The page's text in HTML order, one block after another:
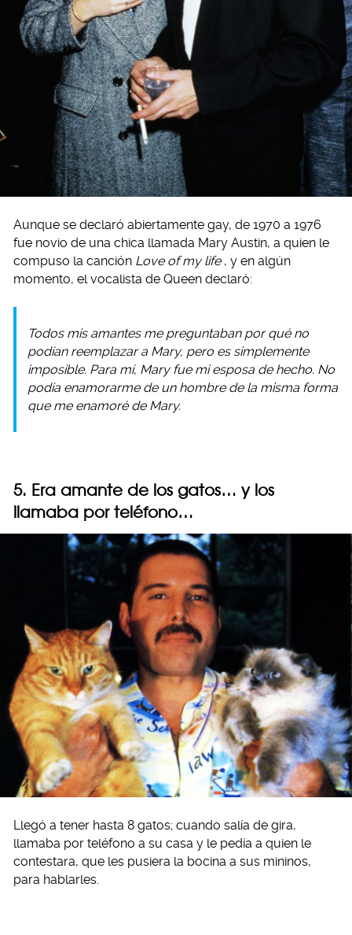
Aunque se declaró abiertamente gay, de 1970 a 1976
fue novio de una chica llamada Mary Austin, a quien le
compuso la canción Love of my life , y en algún
momento, el vocalista de Queen declaró:
Todos mis amantes me preguntaban por qué no
podían reemplazar a Mary, pero es simplemente
imposible. Para mí, Mary fue mi esposa de hecho. No
podía enamorarme de un hombre de la misma forma
que me enamoré de Mary.
5. Era amante de los gatos… y los
llamaba por teléfono…
Llegó a tener hasta 8 gatos; cuando salía de gira,
llamaba por teléfono a su casa y le pedía a quien le
contestara, que les pusiera la bocina a sus mininos,
para hablarles.